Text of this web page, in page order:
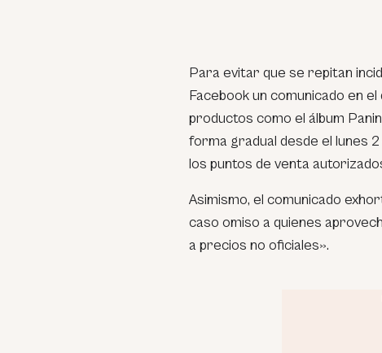
Para evitar que se repitan
Facebook un comunicado en
productos como el álbum
forma gradual desde el lunes
los puntos de venta
Asimismo, el comunicado
caso omiso a quienes
a precios no oficiales».